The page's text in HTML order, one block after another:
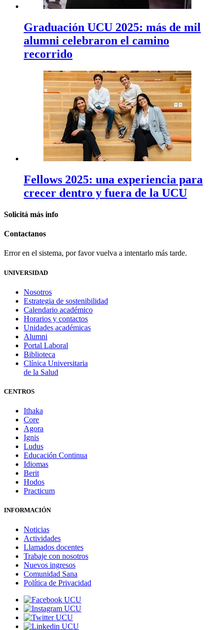
Graduación UCU 2025: más de mil
alumni celebraron el camino
recorrido
Fellows 2025: una experiencia para
crecer dentro y fuera de la UCU
Solicitá más info
Contactanos
Error en el sistema, por favor vuelva a intentarlo más tarde.
UNIVERSIDAD
Nosotros
Estrategia de sostenibilidad
Calendario académico
Horarios y contactos
Unidades académicas
Alumni
Portal Laboral
Biblioteca
Clínica Universitaria
de la Salud
CENTROS
Ithaka
Core
Agora
Ignis
Ludus
Educación Continua
Idiomas
Berit
Hodos
Practicum
INFORMACIÓN
Noticias
Actividades
Llamados docentes
Trabaje con nosotros
Nuevos ingresos
Comunidad Sana
Política de Privacidad